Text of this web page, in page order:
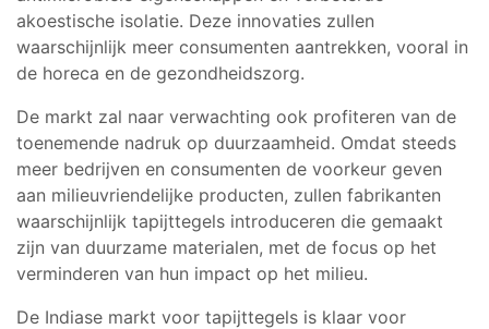
akoestische isolatie. Deze innovaties zullen
waarschijnlijk meer consumenten aantrekken, vooral in
de horeca en de gezondheidszorg.
De markt zal naar verwachting ook profiteren van de
toenemende nadruk op duurzaamheid. Omdat steeds
meer bedrijven en consumenten de voorkeur geven
aan milieuvriendelijke producten, zullen fabrikanten
waarschijnlijk tapijttegels introduceren die gemaakt
zijn van duurzame materialen, met de focus op het
verminderen van hun impact op het milieu.
De Indiase markt voor tapijttegels is klaar voor